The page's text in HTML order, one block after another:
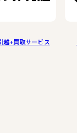
越+買取サービス